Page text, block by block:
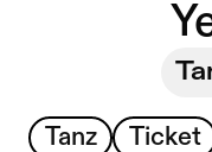
Tanz Ticket